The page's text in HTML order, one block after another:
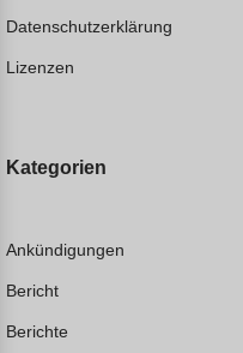
Datenschutzerklärung
Lizenzen
Kategorien
Ankündigungen
Bericht
Berichte